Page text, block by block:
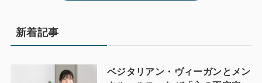
新着記事
ベジタリアン・ヴィーガンとメン